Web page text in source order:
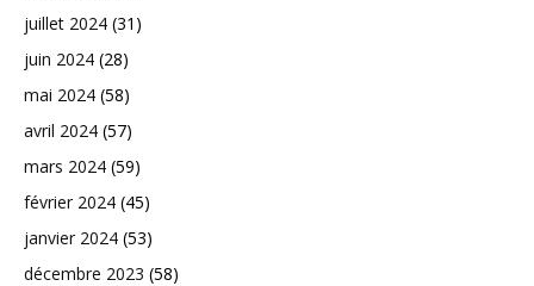
juillet 2024 (31)
juin 2024 (28)
mai 2024 (58)
avril 2024 (57)
mars 2024 (59)
février 2024 (45)
janvier 2024 (53)
décembre 2023 (58)